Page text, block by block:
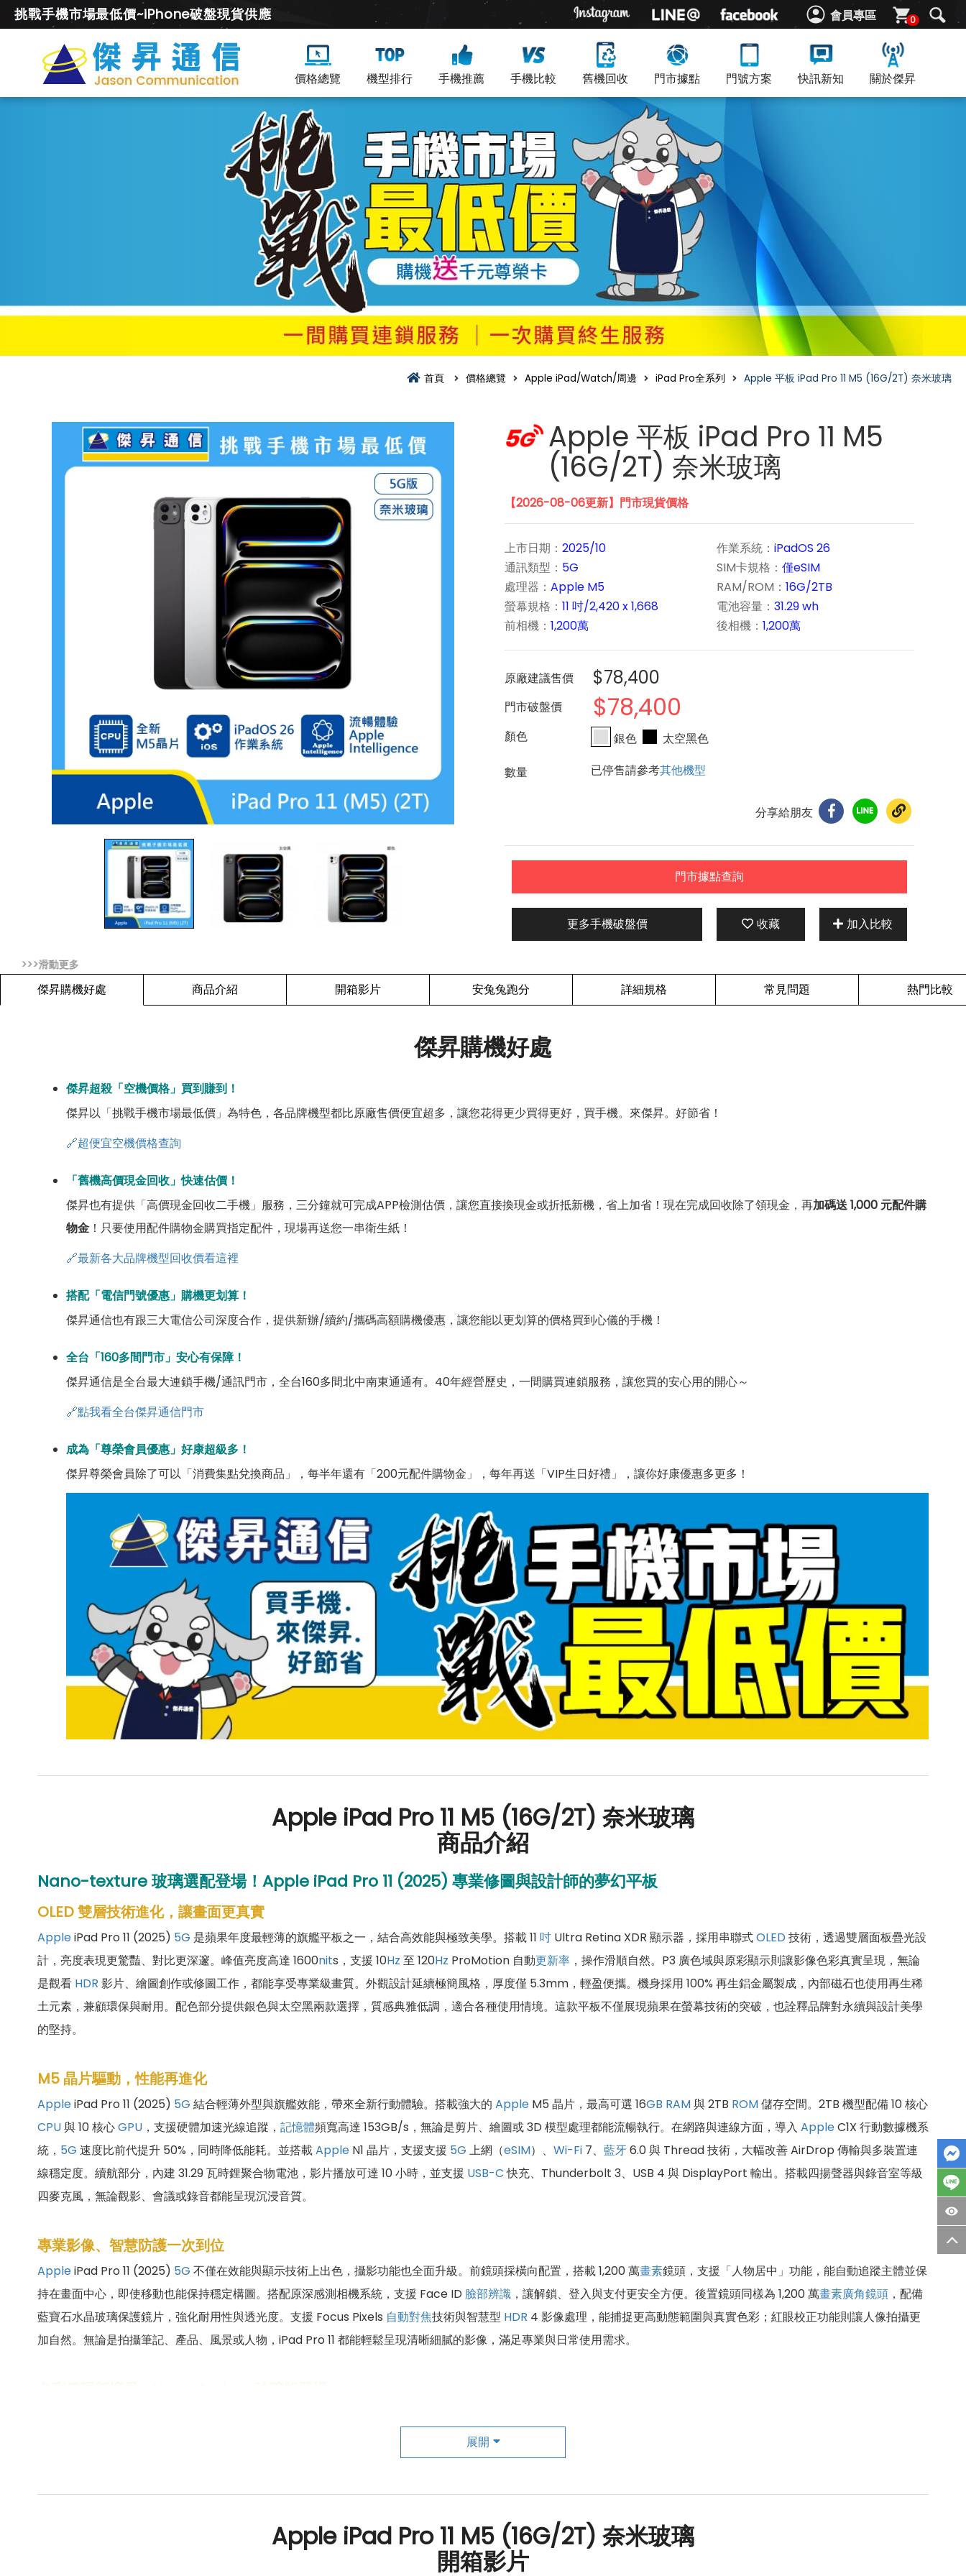
會員專區 0
挑戰手機市場最低價~iPhone破盤現貨供應
價格總覽 機型排行 手機推薦 手機比較 舊機回收 門市據點 門號方案 快訊新知 關於傑昇
首頁 價格總覽 Apple iPad/Watch/周邊 iPad Pro全系列 Apple 平板 iPad Pro 11 M5 (16G/2T) 奈米玻璃
Apple 平板 iPad Pro 11 M5
(16G/2T) 奈米玻璃
【2026-08-06更新】門市現貨價格
上市日期： 2025/10 作業系統： iPadOS 26
通訊類型： 5G SIM卡規格： 僅eSIM
處理器： Apple M5 RAM/ROM： 16G/2TB
螢幕規格： 11 吋/2,420 x 1,668 電池容量： 31.29 wh
前相機： 1,200萬 後相機： 1,200萬
原廠建議售價 $78,400
門市破盤價 $78,400
銀色
太空黑色
已停售請參考其他機型
分享給朋友
門市據點查詢
更多手機破盤價 收藏 加入比較
傑昇購機好處 商品介紹 開箱影片 安兔兔跑分 詳細規格 常見問題 熱門比較
傑昇購機好處
傑昇超殺「空機價格」買到賺到！
傑昇以「挑戰手機市場最低價」為特色，各品牌機型都比原廠售價便宜超多，讓您花得更少買得更好，買手機。來傑昇。好節省！
🔗超便宜空機價格查詢
「舊機高價現金回收」快速估價！
傑昇也有提供「高價現金回收二手機」服務，三分鐘就可完成APP檢測估價，讓您直接換現金或折抵新機，省上加省！現在完成回收除了領現金，再加碼送 1,000 元配件購
物金 ！只要使用配件購物金購買指定配件，現場再送您一串衛生紙！
🔗最新各大品牌機型回收價看這裡
搭配「電信門號優惠」購機更划算！
傑昇通信也有跟三大電信公司深度合作，提供新辦/續約/攜碼高額購機優惠，讓您能以更划算的價格買到心儀的手機！
全台「160多間門市」安心有保障！
傑昇通信是全台最大連鎖手機/通訊門市，全台160多間北中南東通通有。40年經營歷史，一間購買連鎖服務，讓您買的安心用的開心～
🔗點我看全台傑昇通信門市
成為「尊榮會員優惠」好康超級多！
傑昇尊榮會員除了可以「消費集點兌換商品」，每半年還有「200元配件購物金」，每年再送「VIP生日好禮」，讓你好康優惠多更多！
Apple iPad Pro 11 M5 (16G/2T) 奈米玻璃
商品介紹
Nano-texture 玻璃選配登場！ Apple iPad Pro 11 (2025) 專業修圖與設計師的夢幻平板
OLED 雙層技術進化，讓畫面更真實
AppleiPad Pro 11 (2025) 5G 是蘋果年度最輕薄的旗艦平板之一，結合高效能與極致美學。搭載 11 吋 Ultra Retina XDR 顯示器，採用串聯式OLED 技術，透過雙層面板疊光設
計，亮度表現更驚豔、對比更深邃。峰值亮度高達 1600nits，支援 10Hz 至 120Hz ProMotion 自動更新率 ，操作滑順自然。P3 廣色域與原彩顯示則讓影像色彩真實呈現，無論
是觀看 HDR 影片、繪圖創作或修圖工作，都能享受專業級畫質。外觀設計延續極簡風格，厚度僅 5.3mm，輕盈便攜。機身採用 100% 再生鋁金屬製成，內部磁石也使用再生稀
土元素，兼顧環保與耐用。配色部分提供銀色與太空黑兩款選擇，質感典雅低調，適合各種使用情境。這款平板不僅展現蘋果在螢幕技術的突破，也詮釋品牌對永續與設計美學
的堅持。
M5 晶片驅動，性能再進化
AppleiPad Pro 11 (2025) 5G 結合輕薄外型與旗艦效能，帶來全新行動體驗。搭載強大的 Apple M5 晶片，最高可選 16GB RAM與 2TB ROM儲存空間。2TB 機型配備 10 核心
CPU與 10 核心GPU ，支援硬體加速光線追蹤， 記憶體頻寬高達 153GB/s，無論是剪片、繪圖或 3D 模型處理都能流暢執行。在網路與連線方面，導入 AppleC1X 行動數據機系
統， 5G 速度比前代提升 50%，同時降低能耗。並搭載Apple N1 晶片，支援支援 5G 上網（eSIM）、 Wi-Fi 7、 藍牙6.0 與 Thread 技術，大幅改善 AirDrop 傳輸與多裝置連
線穩定度。續航部分，內建 31.29 瓦時鋰聚合物電池，影片播放可達 10 小時，並支援 USB-C快充、Thunderbolt 3、USB 4 與 DisplayPort 輸出。搭載四揚聲器與錄音室等級
四麥克風，無論觀影、會議或錄音都能呈現沉浸音質。
專業影像、智慧防護一次到位
AppleiPad Pro 11 (2025) 5G 不僅在效能與顯示技術上出色，攝影功能也全面升級。前鏡頭採橫向配置，搭載 1,200 萬畫素鏡頭，支援「人物居中」功能，能自動追蹤主體並保
持在畫面中心，即使移動也能保持穩定構圖。搭配原深感測相機系統，支援 Face ID 臉部辨識 ，讓解鎖、登入與支付更安全方便。後置鏡頭同樣為 1,200 萬畫素廣角鏡頭 ，配備
藍寶石水晶玻璃保護鏡片，強化耐用性與透光度。支援 Focus Pixels 自動對焦技術與智慧型 HDR 4 影像處理，能捕捉更高動態範圍與真實色彩；紅眼校正功能則讓人像拍攝更
加自然。無論是拍攝筆記、產品、風景或人物，iPad Pro 11 都能輕鬆呈現清晰細膩的影像，滿足專業與日常使用需求。
色彩管理新境界，Nano-texture 玻璃版登場
Display。其玻璃表面經過奈米級精準蝕刻處理，能在維持原始亮度、對比與色彩精準度的同時，有效分散環境光線，降低反射與眩光問題。與一般亮面玻璃相比，Nano-
texture 版本可在強光或複雜光源環境下依舊清晰可視，讓畫面細節不受干擾，色彩呈現更穩定。這項設計特別適合需要高精準度色彩工作的專業使用者，如攝影修圖、影片剪
展開
Apple iPad Pro 11 M5 (16G/2T) 奈米玻璃
開箱影片